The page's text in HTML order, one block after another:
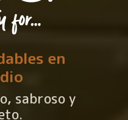
en
sabroso y